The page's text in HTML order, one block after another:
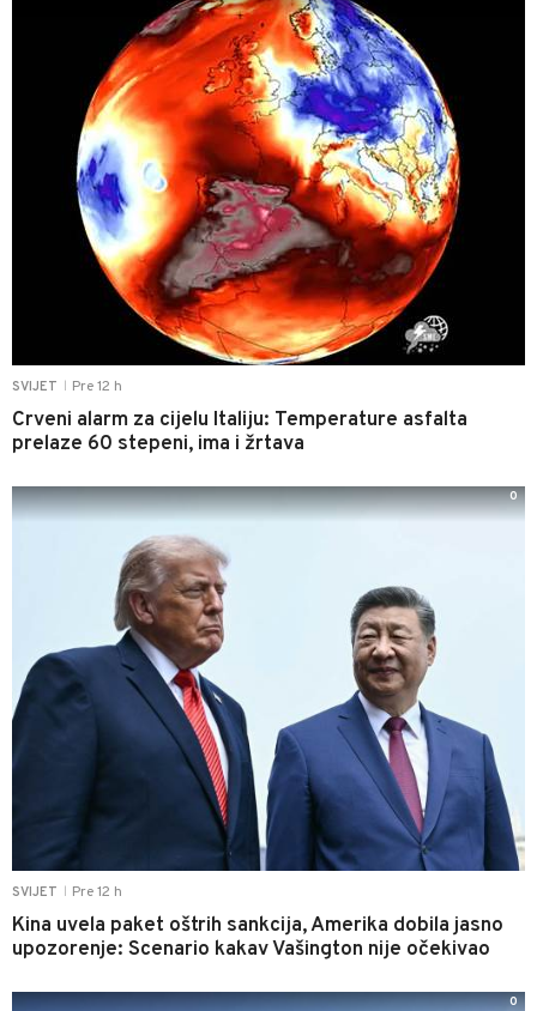
SVIJET Pre 12 h
Crveni alarm za cijelu Italiju: Temperature asfalta
prelaze 60 stepeni, ima i žrtava
SVIJET Pre 12 h
Kina uvela paket oštrih sankcija, Amerika dobila jasno
upozorenje: Scenario kakav Vašington nije očekivao
0
0